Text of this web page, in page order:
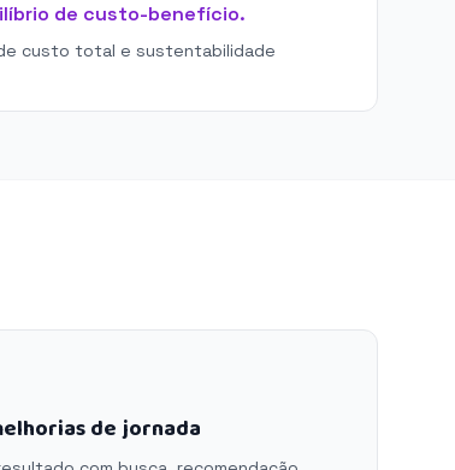
de custo-benefício.
custo total e sustentabilidade
de jornada